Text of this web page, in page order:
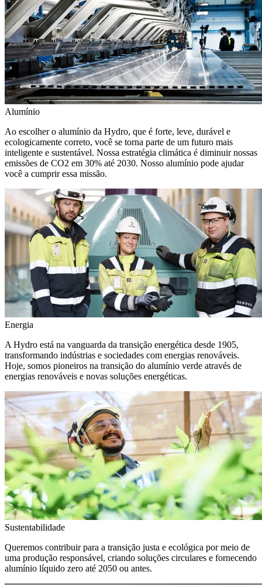
Alumínio
Ao escolher o alumínio da Hydro, que é forte, leve, durável e
ecologicamente correto, você se torna parte de um futuro mais
inteligente e sustentável. Nossa estratégia climática é diminuir nossas
emissões de CO2 em 30% até 2030. Nosso alumínio pode ajudar
você a cumprir essa missão.
Energia
A Hydro está na vanguarda da transição energética desde 1905,
transformando indústrias e sociedades com energias renováveis.
Hoje, somos pioneiros na transição do alumínio verde através de
energias renováveis e novas soluções energéticas.
Sustentabilidade
Queremos contribuir para a transição justa e ecológica por meio de
uma produção responsável, criando soluções circulares e fornecendo
alumínio líquido zero até 2050 ou antes.